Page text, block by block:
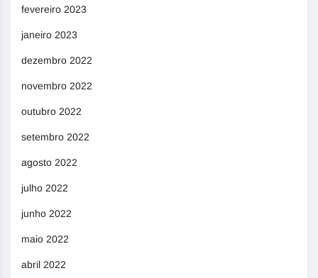
fevereiro 2023
janeiro 2023
dezembro 2022
novembro 2022
outubro 2022
setembro 2022
agosto 2022
julho 2022
junho 2022
maio 2022
abril 2022